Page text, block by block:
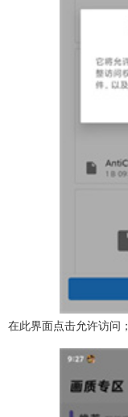
在此界面点击允许访问；